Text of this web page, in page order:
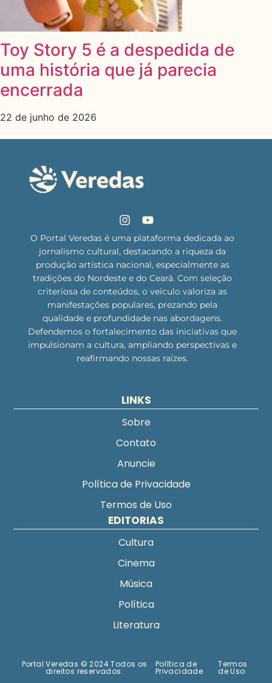
Toy Story 5 é a despedida de
uma história que já parecia
encerrada
22 de junho de 2026
O Portal Veredas é uma plataforma dedicada ao
jornalismo cultural, destacando a riqueza da
produção artística nacional, especialmente as
tradições do Nordeste e do Ceará. Com seleção
criteriosa de conteúdos, o veículo valoriza as
manifestações populares, prezando pela
qualidade e profundidade nas abordagens.
Defendemos o fortalecimento das iniciativas que
impulsionam a cultura, ampliando perspectivas e
reafirmando nossas raízes.
LINKS
Sobre
Contato
Anuncie
Política de Privacidade
Termos de Uso
EDITORIAS
Cultura
Cinema
Música
Política
Literatura
Portal Veredas © 2024 Todos os
direitos reservados.
Política de
Privacidade
Termos
de Uso